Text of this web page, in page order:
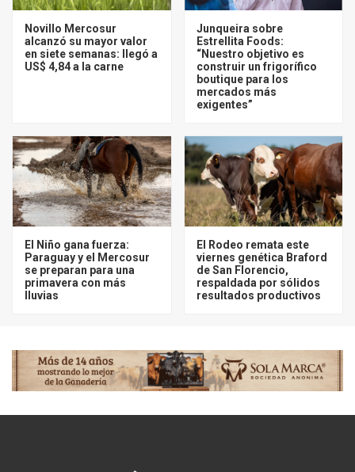
Novillo Mercosur
alcanzó su mayor valor
en siete semanas: llegó a
US$ 4,84 a la carne
Junqueira sobre
Estrellita Foods:
“Nuestro objetivo es
construir un frigorífico
boutique para los
mercados más
exigentes”
El Niño gana fuerza:
Paraguay y el Mercosur
se preparan para una
primavera con más
lluvias
El Rodeo remata este
viernes genética Braford
de San Florencio,
respaldada por sólidos
resultados productivos